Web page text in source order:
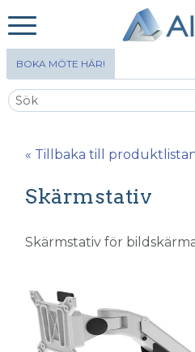
BOKA MÖTE HÄR!
« Tillbaka till
Skärmstativ
Skärmstativ för